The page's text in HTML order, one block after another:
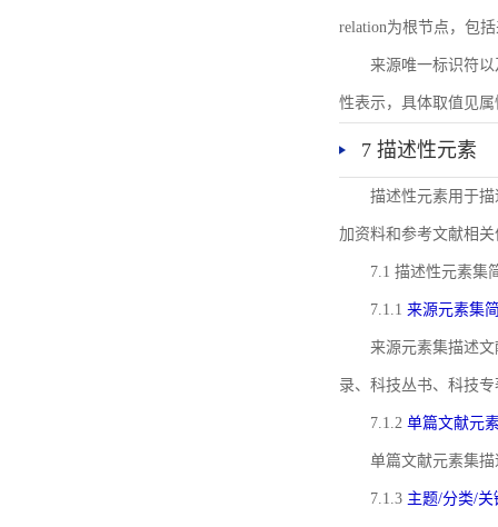
relation为根节点，包
来源唯一标识符以
性表示，具体取值见属
7 描述性元素
描述性元素用于
加资料和参考文献相
7.1 描述性元素集
7.1.1 来源元素集
来源元素集描述
录、科技丛书、科技
7.1.2 单篇文献元
单篇文献元素集
7.1.3 主题/分类/